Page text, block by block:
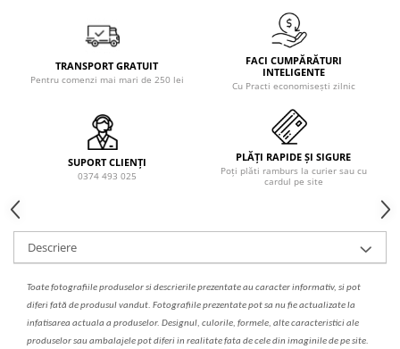
TRANSPORT GRATUIT
Pentru comenzi mai mari de 250 lei
FACI CUMPĂRĂTURI
INTELIGENTE
Cu Practi economisești zilnic
SUPORT CLIENȚI
0374 493 025
PLĂȚI RAPIDE ȘI SIGURE
Poți plăti ramburs la curier sau cu
cardul pe site
Descriere
Toate fotografiile produselorsidescrierileprezentate au caracter informativ, si pot
diferi fată de produsul vandut. Fotografiile prezentate pot sa nu fie actualizate la
infatisarea actuala a produselor. Designul, culorile, formele, alte caracteristici ale
produselor sau ambalajele pot diferi in realitate fata de cele din imaginile de pe site.